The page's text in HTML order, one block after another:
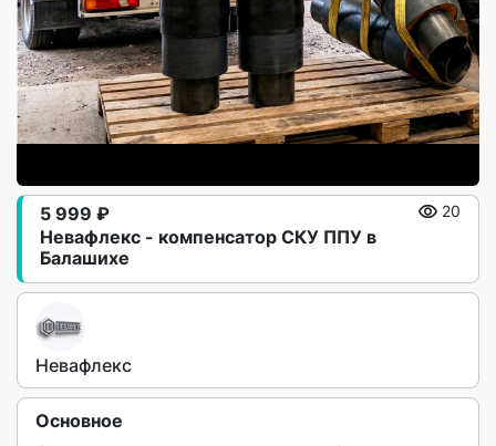
Невафлекс - компенсатор СКУ ППУ в
Балашихе
5 999 ₽ 20
Невафлекс
Основное